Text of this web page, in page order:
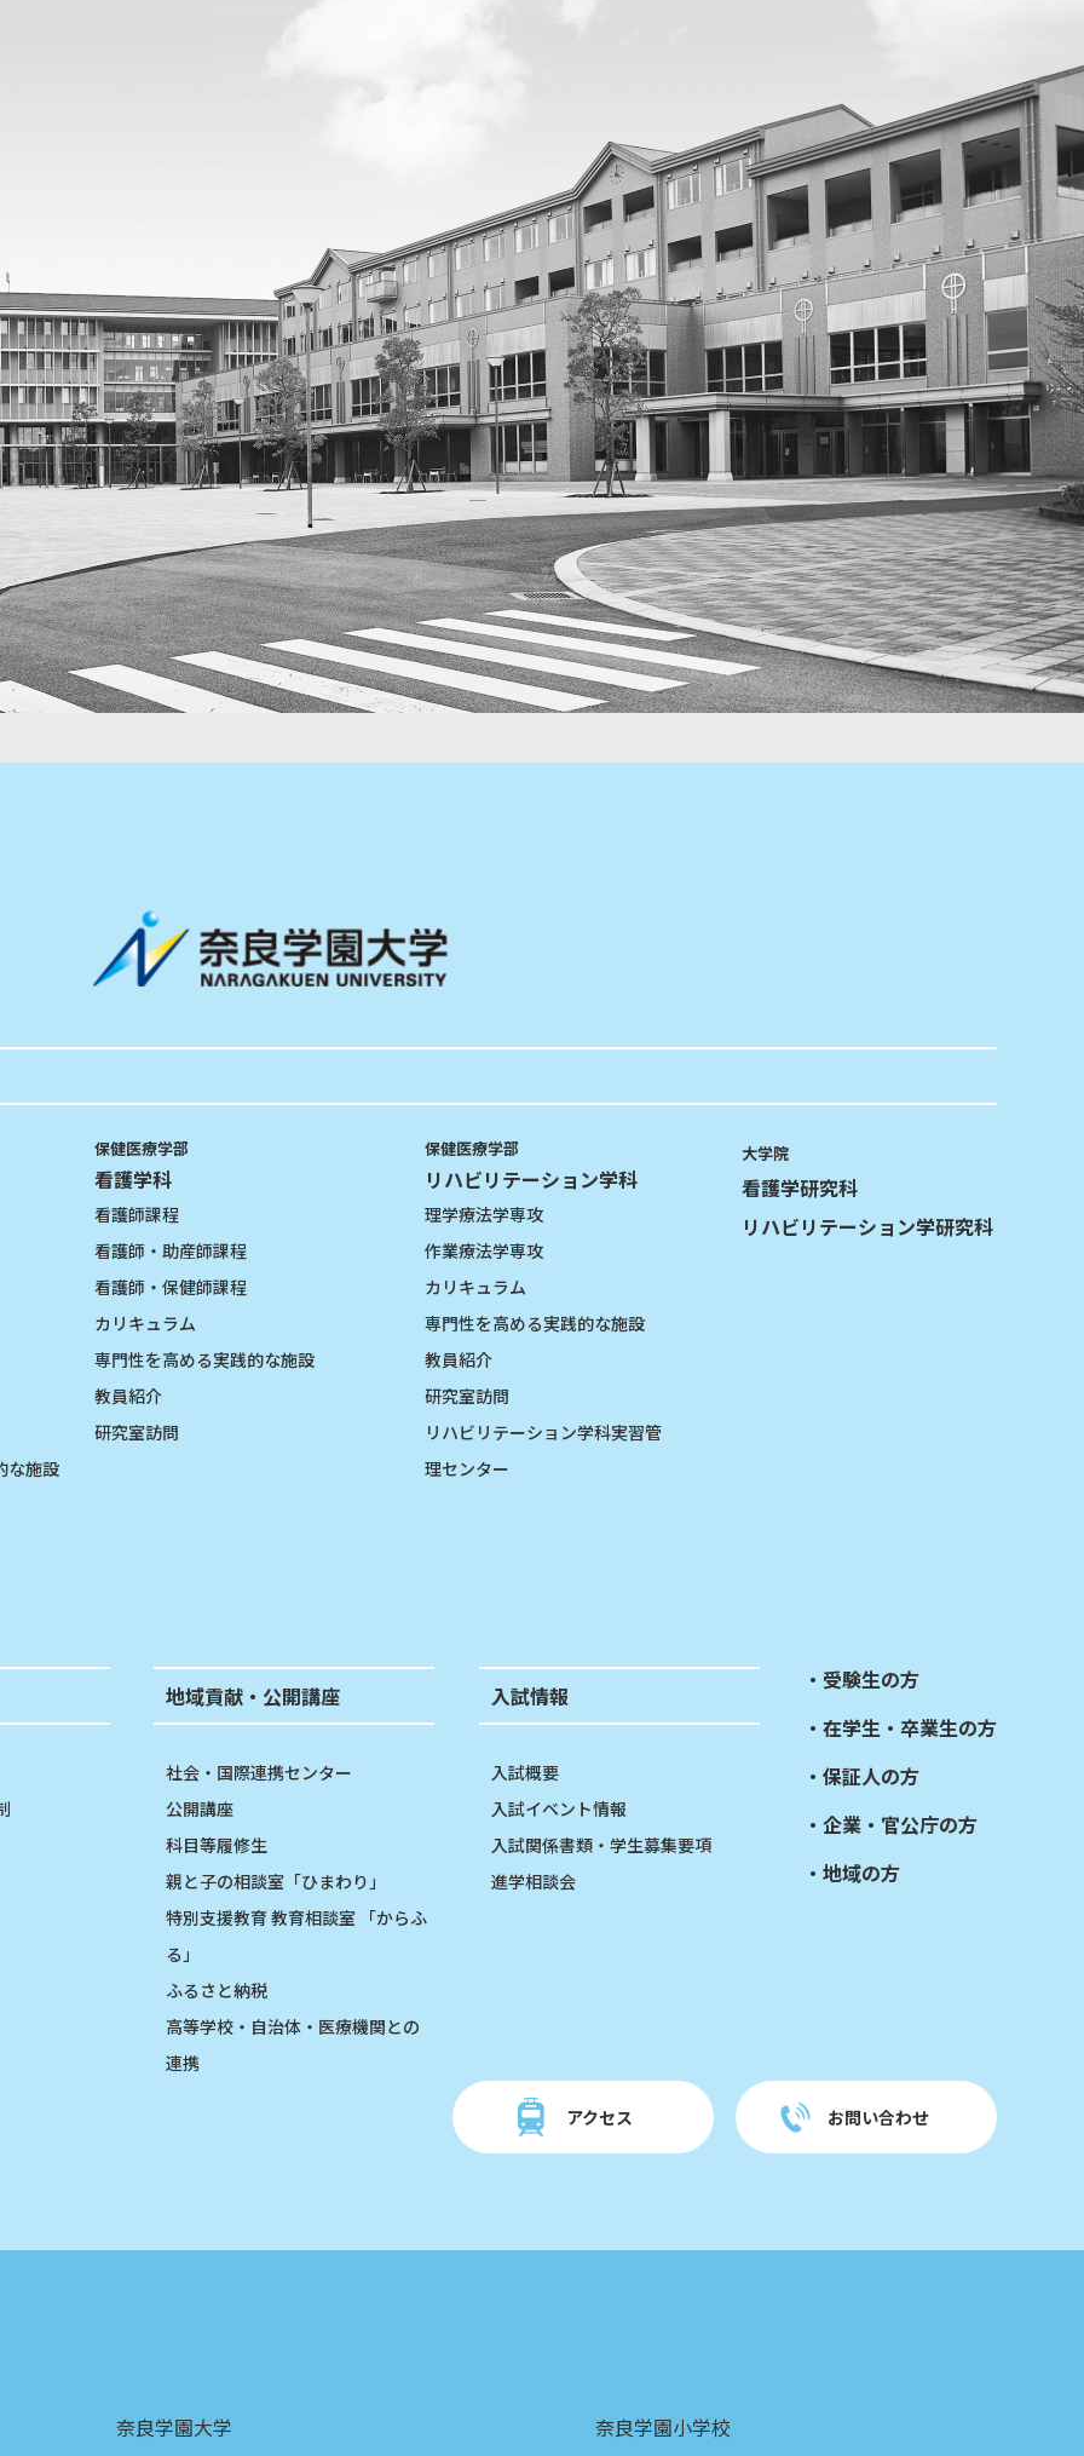
な施設
保健医療学部
看護学科
看護師課程
看護師・助産師課程
看護師・保健師課程
カリキュラム
専門性を高める実践的な施設
教員紹介
研究室訪問
保健医療学部
リハビリテーション学科
理学療法学専攻
作業療法学専攻
カリキュラム
専門性を高める実践的な施設
教員紹介
研究室訪問
リハビリテーション学科実習管
理センター
大学院
看護学研究科
リハビリテーション学研究科
地域貢献・公開講座
社会・国際連携センター
公開講座
科目等履修生
親と子の相談室「ひまわり」
特別支援教育 教育相談室 「からふ
る」
ふるさと納税
高等学校・自治体・医療機関との
連携
入試情報
入試概要
入試イベント情報
入試関係書類・学生募集要項
進学相談会
受験生の方
在学生・卒業生の方
保証人の方
企業・官公庁の方
地域の方
アクセス お問い合わせ
奈良学園大学
奈良学園小学校